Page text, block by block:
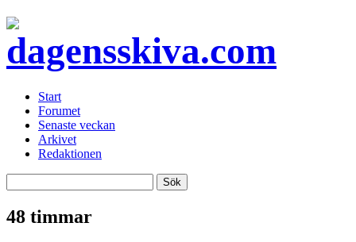
Start
Forumet
Senaste veckan
Arkivet
Redaktionen
48 timmar